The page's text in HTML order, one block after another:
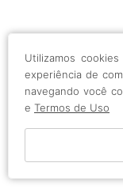
Utilizamos
experiência de
navegando você
e Termos de Uso